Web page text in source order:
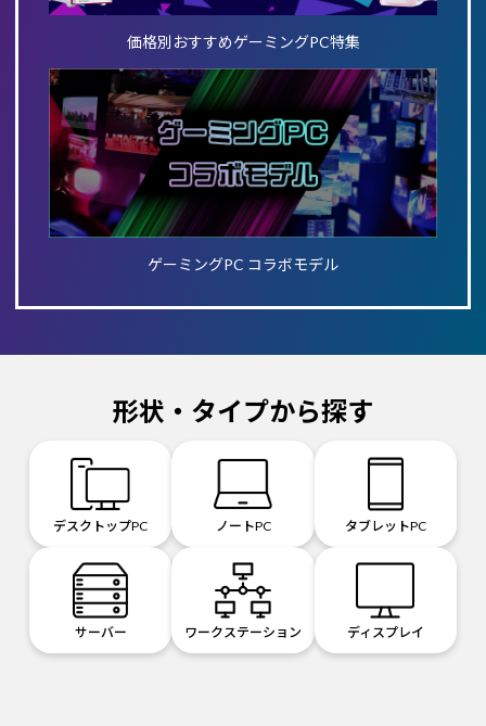
価格別おすすめゲーミングPC特集
ゲーミングPC コラボモデル
形状・タイプから探す
デスクトップPC ノートPC タブレットPC
サーバー ワークステーション ディスプレイ